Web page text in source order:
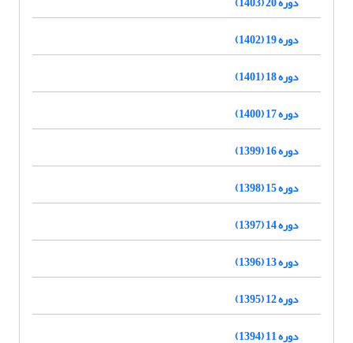
دوره 19 (1402)
دوره 18 (1401)
دوره 17 (1400)
دوره 16 (1399)
دوره 15 (1398)
دوره 14 (1397)
دوره 13 (1396)
دوره 12 (1395)
دوره 11 (1394)